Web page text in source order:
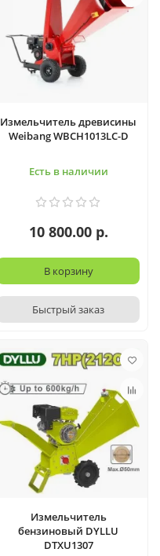
Измельчитель древисины
Weibang WBCH1013LC-D
Есть в наличии
10 800.00 р.
В корзину
Быстрый заказ
Измельчитель
бензиновый DYLLU
DTXU1307